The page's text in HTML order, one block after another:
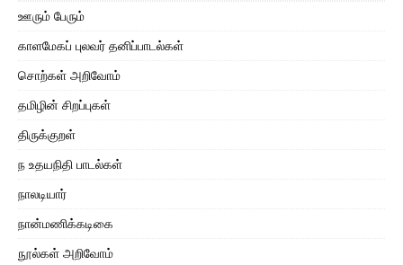
ஊரும் பேரும்
காளமேகப் புலவர் தனிப்பாடல்கள்
சொற்கள் அறிவோம்
தமிழின் சிறப்புகள்
திருக்குறள்
ந உதயநிதி பாடல்கள்
நாலடியார்
நான்மணிக்கடிகை
நூல்கள் அறிவோம்